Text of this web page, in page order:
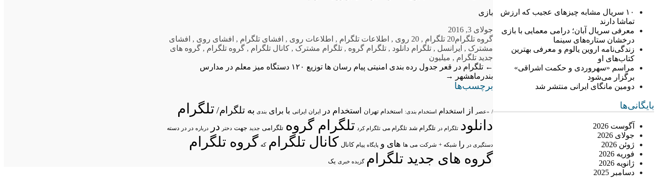
۱۰ سریال مشابه چیزهای عجیب که ارزش
تماشا دارند
معرفی سریال آبان؛ درامی معمایی با بازی
درخشان ستاره‌های سینما
زندگی‌نامه اروین یالوم و معرفی بهترین
کتاب‌های او
مراسم «سهروردی و حکمت اشراقی»
برگزار می‌شود
دومین مانگای ایرانی منتشر شد
بایگانی‌ها
آگوست 2026
جولای 2026
ژوئن 2026
فوریه 2026
ژانویه 2026
دسامبر 2025
بازی
جولای 3, 2016
گروه تلگرام20 تلگرام , 20 روی , اطلاعات تلگرام , اطلاعات روی , افشای تلگرام , افشای روی , افشای
مشترک , ایرانسل , تلگرام دانلود , تلگرام گروه , تلگرام مشترک , کانال تلگرام , گروه تلگرام , گروه های
جدید تلگرام , میلیون
← تلگرام در قعر جدول رده بندی امنیتی پیام رسان ها
توزیع ۱۲۰ دستگاه میز معلم در مدارس
بندرماهشهر
→
برچسب‌ها
/ «عصر از استخدام استخدام بندی: استخدام تهران استخدام در ایران ایرانی با برای بندی به تلگرام/ تلگرام
دانلود تلگرام در تلگرام شد تلگرام می تلگرام کرد تلگرام گروه تلگرامی جدید جهت دختر در درباره در در دسته
دستگیری در را شبکه + شرکت می ها های و پایگاه پیام کانال کانال تلگرام که گروه تلگرام
گروه های جدید تلگرام گزیده خبری یک